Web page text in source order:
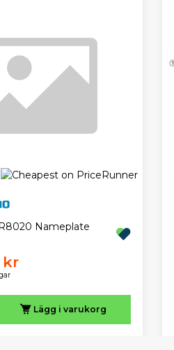
Nameplate
kr
Lägg i varukorg